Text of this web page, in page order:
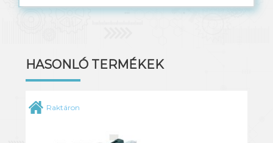
HASONLÓ TERMÉKEK
Raktáron